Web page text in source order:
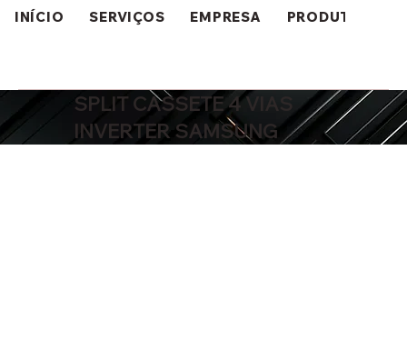
INÍCIO SERVIÇOS EMPRESA PRODUTOS
SPLIT CASSETE 4 VIAS
INVERTER SAMSUNG